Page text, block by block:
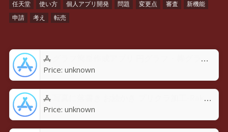
任天堂
使い方 個人アプリ開発 問題 変更点 審査
新機能
申請
考え 転売
グラフ簡単作成アプリ 円グラフ・棒グラフ・折れ線GraPhoアプリ - App Store
Price: unknown
写真に落書き お絵かき プリクラ加工-Rakugaky-アプリ - App Store
Price: unknown